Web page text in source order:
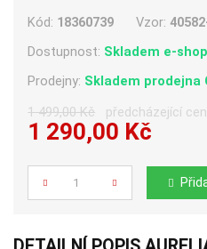
Kód: 18360739 Vzor:
Dostupnost: Skladem e-shop
Prodejny: Skladem prodejna
1 499,00 Kč předcházející
1 290,00 Kč
Počet